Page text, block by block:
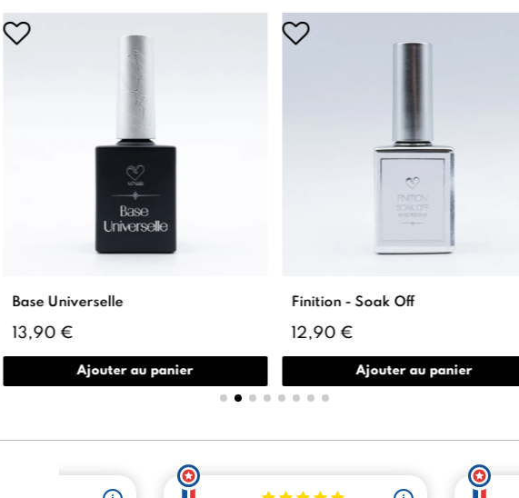
Base Universelle
13,90 €
Ajouter au panier
Finition - Soak Off
12,90 €
Ajouter au panier